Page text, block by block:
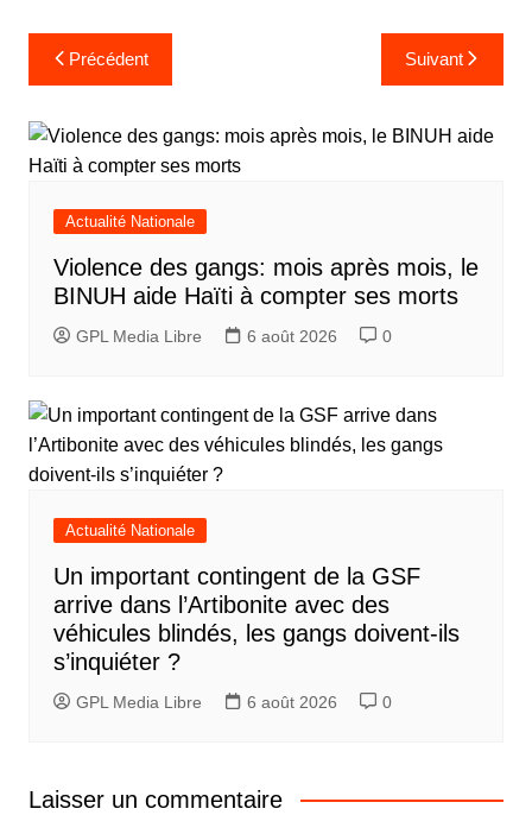
e
Navigation
de
l’article
Précédent Suivant
Actualité Nationale
Violence des gangs: mois après mois, le
BINUH aide Haïti à compter ses morts
GPL Media Libre 6 août 2026 0
Actualité Nationale
Un important contingent de la GSF
arrive dans l’Artibonite avec des
véhicules blindés, les gangs doivent-ils
s’inquiéter ?
GPL Media Libre 6 août 2026 0
Laisser un commentaire